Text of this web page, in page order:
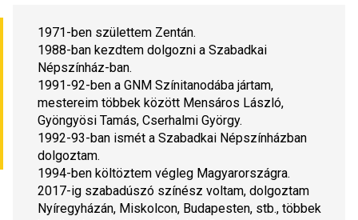
1971-ben születtem Zentán.
1988-ban kezdtem dolgozni a Szabadkai
Népszínház-ban.
1991-92-ben a GNM Színitanodába jártam,
mestereim többek között Mensáros László,
Gyöngyösi Tamás, Cserhalmi György.
1992-93-ban ismét a Szabadkai Népszínházban
dolgoztam.
1994-ben költöztem végleg Magyarországra.
2017-ig szabadúszó színész voltam, dolgoztam
Nyíregyházán, Miskolcon, Budapesten, stb., többek